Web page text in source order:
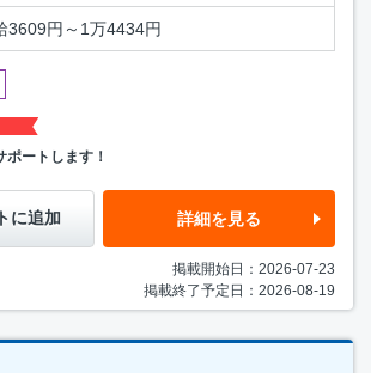
3609円～1万4434円
ートします！
に追加 詳細を見る
掲載開始日：2026-07-23
掲載終了予定日：2026-08-19